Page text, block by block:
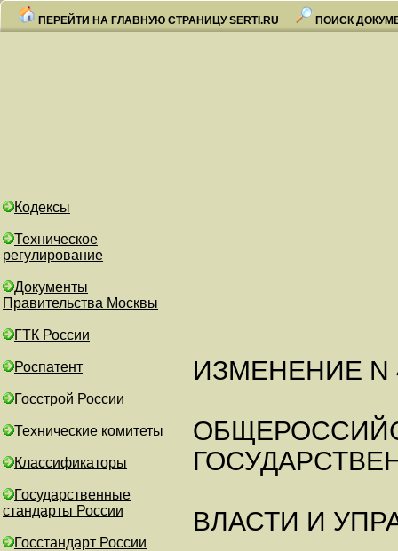
ПЕРЕЙТИ НА ГЛАВНУЮ СТРАНИЦУ SERTI.RU ПОИСК
Кодексы
Техническое
регулирование
Документы
Правительства Москвы
ГТК России
Роспатент
Госстрой России
Технические комитеты
Классификаторы
Государственные
стандарты России
Госстандарт России
ИЗМЕНЕНИЕ N
ВЛАСТИ И